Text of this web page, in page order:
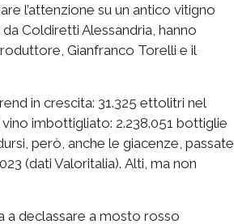
l’attenzione su un antico vitigno
Coldiretti Alessandria, hanno
Gianfranco Torelli e il
in crescita: 31.325 ettolitri nel
vino imbottigliato: 2.238.051 bottiglie
però, anche le giacenze, passate
(dati Valoritalia). Alti, ma non
a declassare a mosto rosso